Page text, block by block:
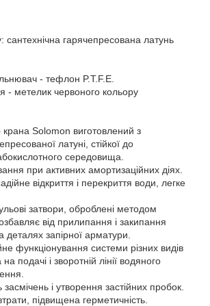
сантехнічна гарячепресована латунь
- тефлон P.T.F.E.
- метелик червоного кольору
крана Solomon виготовлений з
латуні, стійкої до
середовища.
при активних амортизаційних діях.
відкриття і перекриття води, легке
затвори, оброблені методом
від прилипання і закипання
деталях запірної арматури.
функціонування системи різних видів
подачі і зворотній лінії водяного
засмічень і утворення застійних пробок.
підвищена герметичність.